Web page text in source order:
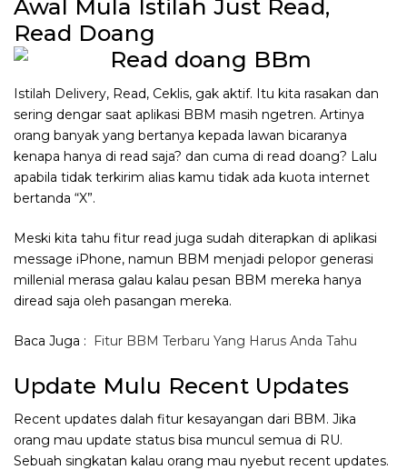
Awal Mula Istilah Just Read,
Read Doang
Istilah Delivery, Read, Ceklis, gak aktif. Itu kita rasakan dan
sering dengar saat aplikasi BBM masih ngetren. Artinya
orang banyak yang bertanya kepada lawan bicaranya
kenapa hanya di read saja? dan cuma di read doang? Lalu
apabila tidak terkirim alias kamu tidak ada kuota internet
bertanda “X”.
Meski kita tahu fitur read juga sudah diterapkan di aplikasi
message iPhone, namun BBM menjadi pelopor generasi
millenial merasa galau kalau pesan BBM mereka hanya
diread saja oleh pasangan mereka.
Baca Juga : Fitur BBM Terbaru Yang Harus Anda Tahu
Update Mulu Recent Updates
Recent updates dalah fitur kesayangan dari BBM. Jika
orang mau update status bisa muncul semua di RU.
Sebuah singkatan kalau orang mau nyebut recent updates.